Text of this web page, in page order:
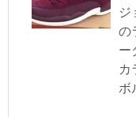
ジ
の
ー
カ
ボ